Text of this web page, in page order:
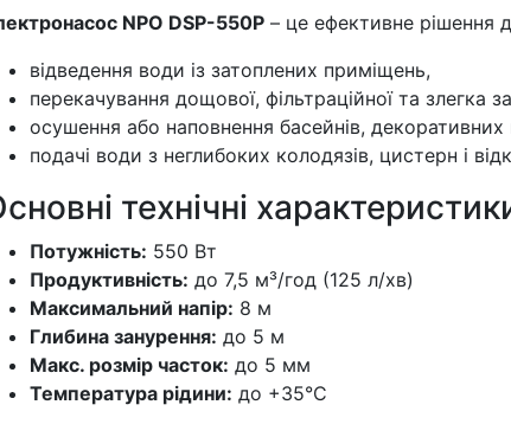
NPO DSP-550P – це ефективне рішення
відведення води із затоплених приміщень,
перекачування дощової, фільтраційної та злегка
осушення або наповнення басейнів,
подачі води з неглибоких колодязів, цистерн і
технічні
Потужність: 550 Вт
Продуктивність: до 7,5 м³/год (125 л/хв)
Максимальний напір: 8 м
Глибина занурення: до 5 м
Макс. розмір часток: до 5 мм
Температура рідини: до +35°C